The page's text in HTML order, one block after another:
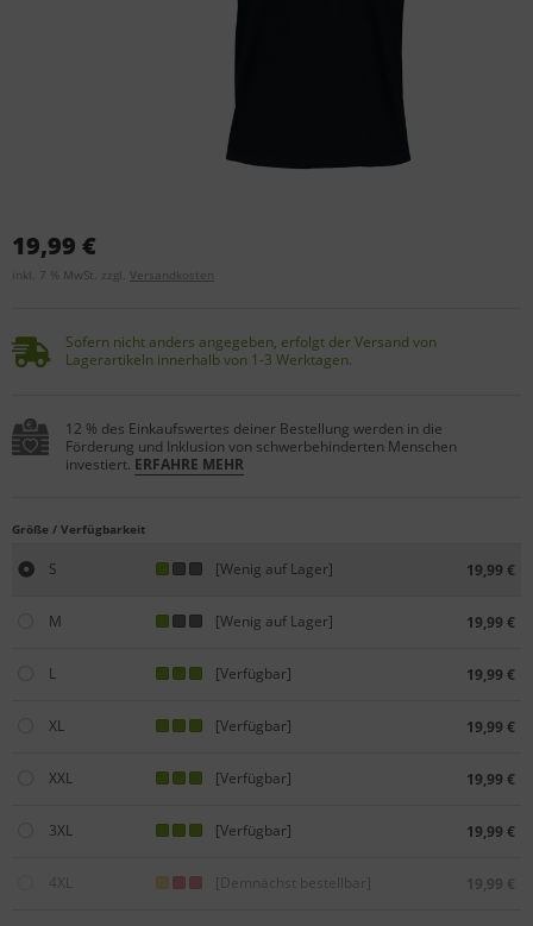
19,99 €
inkl. 7 % MwSt. zzgl. Versandkosten
Sofern nicht anders angegeben, erfolgt der Versand von
Lagerartikeln innerhalb von 1-3 Werktagen.
12 % des Einkaufswertes deiner Bestellung werden in die
Förderung und Inklusion von schwerbehinderten Menschen
investiert. ERFAHRE MEHR
Größe / Verfügbarkeit
S [Wenig auf Lager] 19,99 €
M [Wenig auf Lager] 19,99 €
L [Verfügbar] 19,99 €
XL [Verfügbar] 19,99 €
XXL [Verfügbar] 19,99 €
3XL [Verfügbar] 19,99 €
4XL [Demnächst bestellbar] 19,99 €